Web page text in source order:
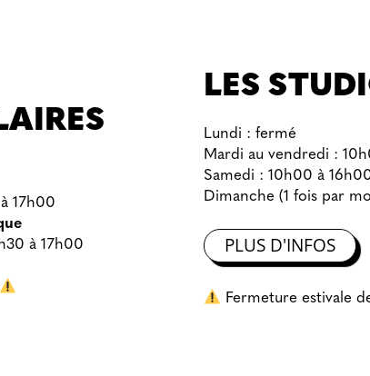
17h00
à 17h00
LES
Lundi : fermé
Mardi au vendredi :
Samedi : 10h00 à
Dimanche (1 fois par
PLUS D'INFOS
Fermeture estivale